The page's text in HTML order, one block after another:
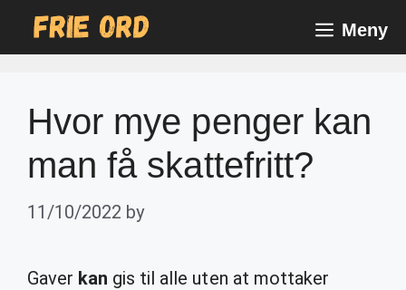
Meny
Hvor mye penger kan
man få skattefritt?
11/10/2022 by
Gaver kan gis til alle uten at mottaker